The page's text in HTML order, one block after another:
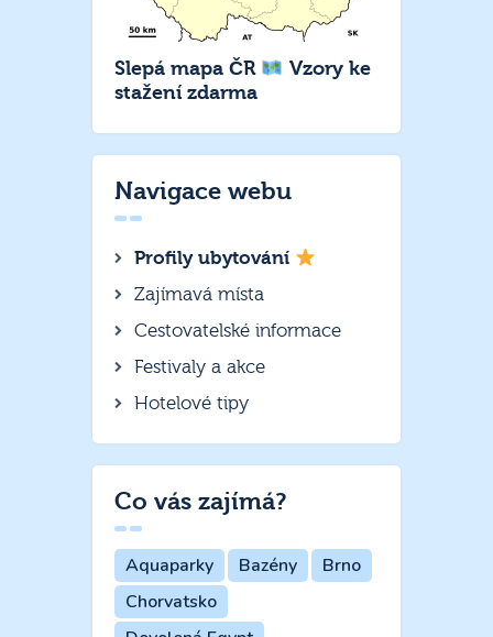
Slepá mapa ČR
Vzory ke
stažení zdarma
Navigace webu
Profily ubytování
Zajímavá místa
Cestovatelské informace
Festivaly a akce
Hotelové tipy
Co vás zajímá?
Aquaparky Bazény
Brno
Chorvatsko